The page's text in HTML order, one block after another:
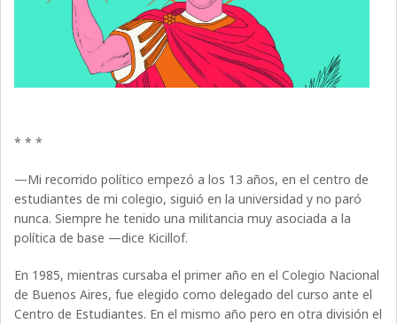
* * *
—Mi recorrido político empezó a los 13 años, en el centro de
estudiantes de mi colegio, siguió en la universidad y no paró
nunca. Siempre he tenido una militancia muy asociada a la
política de base —dice Kicillof.
En 1985, mientras cursaba el primer año en el Colegio Nacional
de Buenos Aires, fue elegido como delegado del curso ante el
Centro de Estudiantes. En el mismo año pero en otra división el